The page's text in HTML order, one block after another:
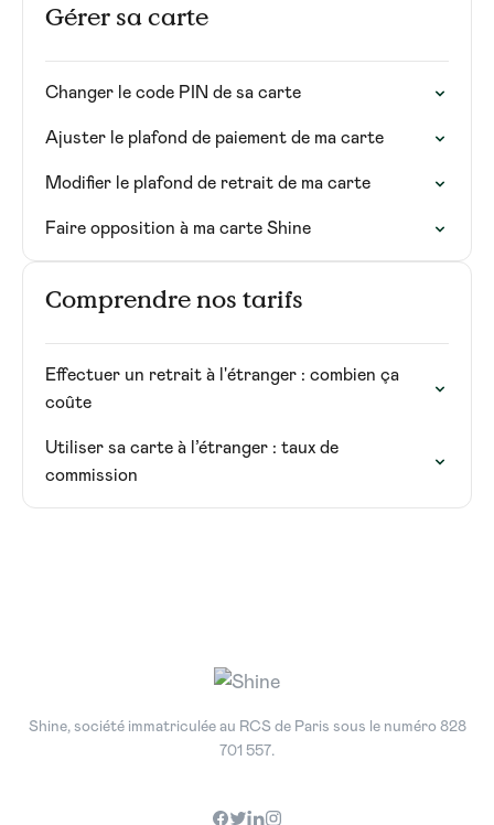
Gérer sa carte
Changer le code PIN de sa carte
Ajuster le plafond de paiement de ma carte
Modifier le plafond de retrait de ma carte
Faire opposition à ma carte Shine
Comprendre nos tarifs
Effectuer un retrait à l'étranger : combien ça
coûte
Utiliser sa carte à l’étranger : taux de
commission
Shine, société immatriculée au RCS de Paris sous le numéro 828
701 557.